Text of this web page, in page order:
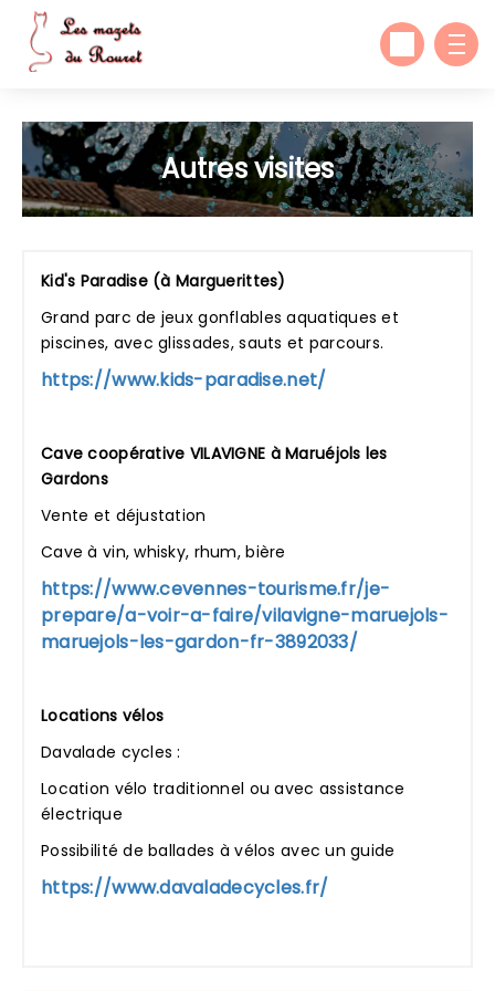
Autres visites
Kid's Paradise (à Marguerittes)
Grand parc de jeux gonflables aquatiques et
piscines, avec glissades, sauts et parcours.
https://www.kids-paradise.net/
Cave coopérative VILAVIGNE à Maruéjols les
Gardons
Vente et déjustation
Cave à vin, whisky, rhum, bière
https://www.cevennes-tourisme.fr/je-
prepare/a-voir-a-faire/vilavigne-maruejols-
maruejols-les-gardon-fr-3892033/
Locations vélos
Davalade cycles :
Location vélo traditionnel ou avec assistance
électrique
Possibilité de ballades à vélos avec un guide
https://www.davaladecycles.fr/